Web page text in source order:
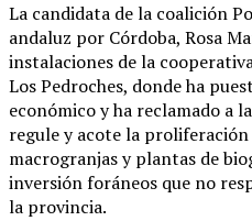
La candidata de la coalición
andaluz por Córdoba, Rosa
instalaciones de la
Los Pedroches, donde ha
económico y ha reclamado a
regule y acote la
macrogranjas y plantas de
inversión foráneos que no
la provincia.